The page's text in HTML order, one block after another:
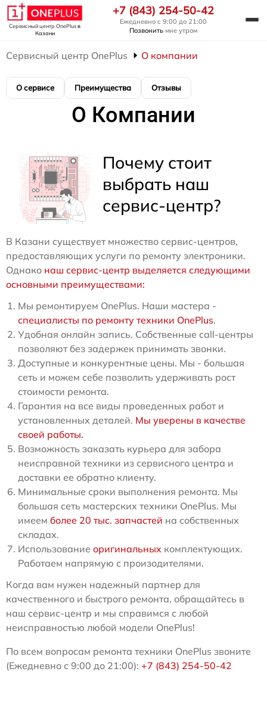
Сервисный центр OnePlusв
Казани
+7 (843) 254-50-42
Ежедневно с 9:00 до 21:00
Позвонить мне утром
Сервисный центр OnePlus О компании
О сервисе Преимущества Отзывы
О Компании
Почему стоит
выбрать наш
сервис-центр?
В Казани существует множество сервис-центров,
предоставляющих услуги по ремонту электроники.
Однако наш сервис-центр выделяется следующими
основными преимуществами:
Мы ремонтируем OnePlus. Наши мастера -
специалисты по ремонту техники OnePlus.
Удобная онлайн запись. Собственные call-центры
позволяют без задержек принимать звонки.
Доступные и конкурентные цены. Мы - большая
сеть и можем себе позволить удерживать рост
стоимости ремонта.
Гарантия на все виды проведенных работ и
установленных деталей. Мы уверены в качестве
своей работы.
Возможность заказать курьера для забора
неисправной техники из сервисного центра и
доставки ее обратно клиенту.
Минимальные сроки выполнения ремонта. Мы
большая сеть мастерских техники OnePlus. Мы
имеем более 20 тыс. запчастей на собственных
складах.
Использование оригинальных комплектующих.
Работаем напрямую с произодителями.
Когда вам нужен надежный партнер для
качественного и быстрого ремонта, обращайтесь в
наш сервис-центр и мы справимся с любой
неисправностью любой модели OnePlus!
По всем вопросам ремонта техники OnePlus звоните
(Ежедневно с 9:00 до 21:00): +7 (843) 254-50-42